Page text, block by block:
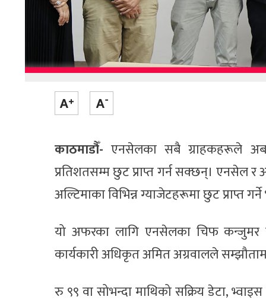
काठमाडौँ- एनसेलका सबै ग्राहकहरूले अब
प्रतिशतसम्म छुट प्राप्त गर्न सक्छन्। एनसेल
अल्टिमाका विभिन्न ग्याजेटहरूमा छुट प्राप्त
यो अफरका लागि एनसेलका चिफ कन्जुमर
कार्यकारी अधिकृत अमित अग्रवालले
रु ९९ वा सोभन्दा माथिको सक्रिय डेटा,